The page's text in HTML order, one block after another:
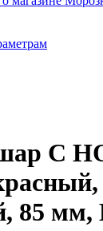
С
85 мм,